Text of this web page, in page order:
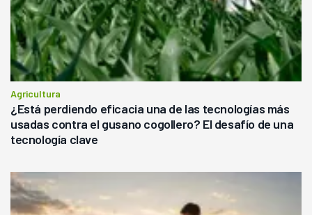
Agricultura
¿Está perdiendo eficacia una de las tecnologías más
usadas contra el gusano cogollero? El desafío de una
tecnología clave